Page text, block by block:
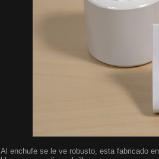
Al enchufe se le ve robusto, esta fabricado